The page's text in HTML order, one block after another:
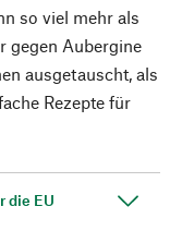
so viel mehr als
gegen Aubergine
ausgetauscht, als
Rezepte für
die EU